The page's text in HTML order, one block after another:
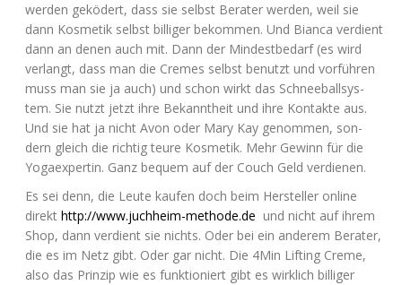
wer­den gekö­dert, dass sie selbst Bera­ter wer­den, weil sie
dann Kos­me­tik selbst bil­li­ger bekom­men. Und Bian­ca ver­dient
dann an denen auch mit. Dann der Min­dest­be­darf (es wird
ver­langt, dass man die Cremes selbst benutzt und vor­füh­ren
muss man sie ja auch) und schon wirkt das Schnee­ball­sys­
tem. Sie nutzt jetzt ihre Bekannt­heit und ihre Kon­tak­te aus.
Und sie hat ja nicht Avon oder Mary Kay genom­men, son­
dern gleich die rich­tig teu­re Kos­me­tik. Mehr Gewinn für die
Yoga­ex­per­tin. Ganz bequem auf der Couch Geld verdienen.
Es sei denn, die Leu­te kau­fen doch beim Her­stel­ler online
direkt http://www.juchheim-methode.de und nicht auf ihrem
Shop, dann ver­dient sie nichts. Oder bei ein ande­rem Bera­ter,
die es im Netz gibt. Oder gar nicht. Die 4Min Lif­ting Creme,
also das Prin­zip wie es funk­tio­niert gibt es wirk­lich bil­li­ger